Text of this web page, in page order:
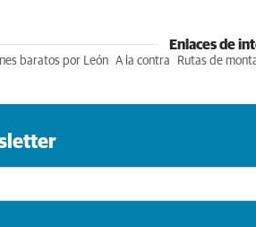
Enlaces de
baratos por León A la contra Rutas de